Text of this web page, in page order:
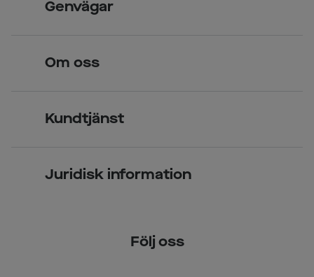
Över 70 butiker
Genvägar
Kontaktlinser
Om oss
Kundtjänst
Juridisk information
Följ oss